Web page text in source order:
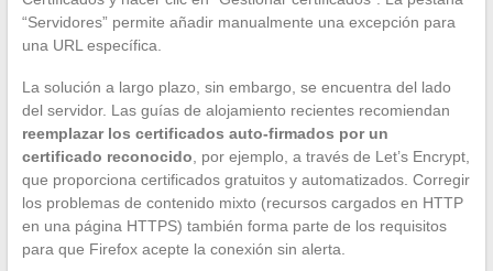
“Servidores” permite añadir manualmente una excepción para
una URL específica.
La solución a largo plazo, sin embargo, se encuentra del lado
del servidor. Las guías de alojamiento recientes recomiendan
reemplazar los certificados auto-firmados por un
certificado reconocido, por ejemplo, a través de Let’s Encrypt,
que proporciona certificados gratuitos y automatizados. Corregir
los problemas de contenido mixto (recursos cargados en HTTP
en una página HTTPS) también forma parte de los requisitos
para que Firefox acepte la conexión sin alerta.